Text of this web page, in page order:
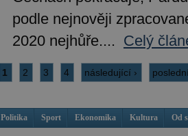
podle nejnověji
2020 nejhůře.... Celý
1 2 3 4 následující ›
Politika Sport Ekonomika Kultura Od